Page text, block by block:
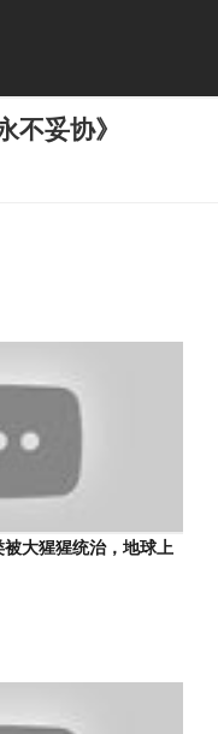
不妥协》
被大猩猩统治，地球上